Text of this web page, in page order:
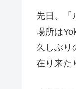
先日、「
場所は
久しぶり
在り来た